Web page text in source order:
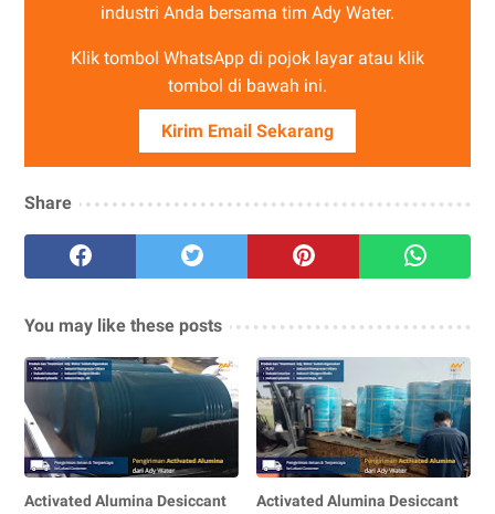
industri Anda bersama tim Ady Water.
Klik tombol WhatsApp di pojok layar atau klik
tombol di bawah ini.
Kirim Email Sekarang
Share
You may like these posts
Activated Alumina Desiccant
Activated Alumina Desiccant